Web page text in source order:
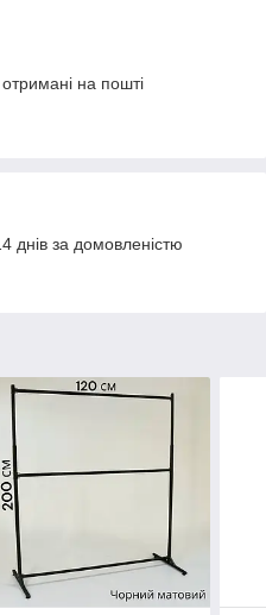
на пошті
днів за домовленістю